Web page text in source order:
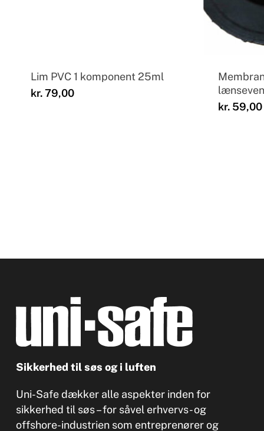
Lim PVC 1 komponent 25ml
kr.79,00
kr. 59,00
Sikkerhed til søs og i luften
Uni-Safe dækker alle aspekter inden for
sikkerhed til søs – for såvel erhvervs- og
offshore-industrien som entreprenører og